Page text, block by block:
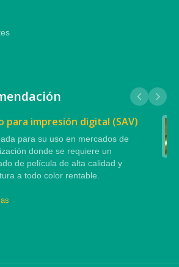
para impresión digital (SAV)
para su uso en mercados de
donde se requiere un
de película de alta calidad y
a todo color rentable.